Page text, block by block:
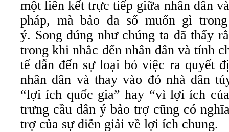
một liên kết trực tiếp giữa nhân dân
pháp, mà bảo đa số muốn gì
ý. Song đúng như chúng ta đã thấy
trong khi nhắc đến nhân dân và tính
tế dẫn đến sự loại bỏ việc ra quyết
nhân dân và thay vào đó nhà dân
“lợi ích quốc gia” hay “vì lợi ích
trưng cầu dân ý bảo trợ cũng có
trợ của sự diễn giải về lợi ích chung.